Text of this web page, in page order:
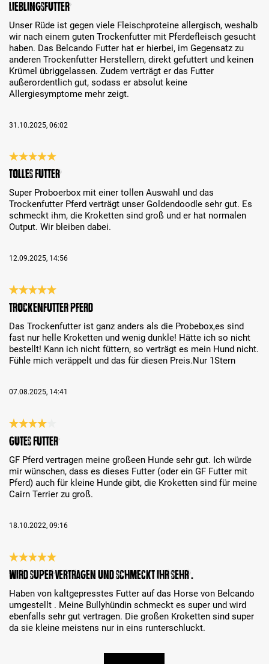
Lieblingsfutter
Unser Rüde ist gegen viele Fleischproteine allergisch, weshalb
wir nach einem guten Trockenfutter mit Pferdefleisch gesucht
haben. Das Belcando Futter hat er hierbei, im Gegensatz zu
anderen Trockenfutter Herstellern, direkt gefuttert und keinen
Krümel übriggelassen. Zudem verträgt er das Futter
außerordentlich gut, sodass er absolut keine
Allergiesymptome mehr zeigt.
31.10.2025, 06:02
Bewertung mit 5 von 5 Sternen
Tolles Futter
Super Proboerbox mit einer tollen Auswahl und das
Trockenfutter Pferd verträgt unser Goldendoodle sehr gut. Es
schmeckt ihm, die Kroketten sind groß und er hat normalen
Output. Wir bleiben dabei.
12.09.2025, 14:56
Bewertung mit 5 von 5 Sternen
Trockenfutter Pferd
Das Trockenfutter ist ganz anders als die Probebox,es sind
fast nur helle Kroketten und wenig dunkle! Hätte ich so nicht
bestellt! Kann ich nicht füttern, so verträgt es mein Hund nicht.
Fühle mich veräppelt und das für diesen Preis.Nur 1Stern
07.08.2025, 14:41
Bewertung mit 4 von 5 Sternen
Gutes Futter
GF Pferd vertragen meine großeen Hunde sehr gut. Ich würde
mir wünschen, dass es dieses Futter (oder ein GF Futter mit
Pferd) auch für kleine Hunde gibt, die Kroketten sind für meine
Cairn Terrier zu groß.
18.10.2022, 09:16
Bewertung mit 5 von 5 Sternen
Wird super vertragen und schmeckt ihr sehr .
Haben von kaltgepresstes Futter auf das Horse von Belcando
umgestellt . Meine Bullyhündin schmeckt es super und wird
ebenfalls sehr gut vertragen. Die großen Kroketten sind super
da sie kleine meistens nur in eins runterschluckt.